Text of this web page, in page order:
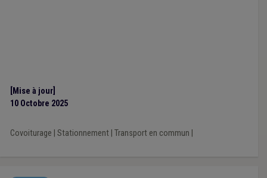
[Mise à jour]
10 Octobre 2025
Covoiturage Stationnement| Transport en commun